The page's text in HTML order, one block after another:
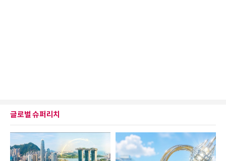
글로벌 슈퍼리치